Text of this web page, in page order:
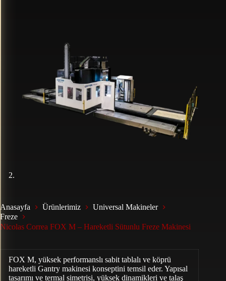
Anasayfa Ürünlerimiz
Universal Makineler
Freze
Nicolas Correa FOX M – Hareketli Sütunlu Freze Makinesi
FOX M, yüksek performanslı sabit tablalı ve köprü
hareketli Gantry makinesi konseptini temsil eder. Yapısal
tasarımı ve termal simetrisi, yüksek dinamikleri ve talaş